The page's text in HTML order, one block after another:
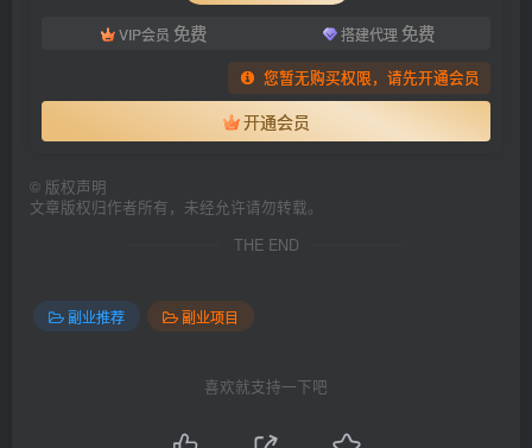
VIP会员 免费 搭建代理 免费
您暂无购买权限，请先开通会员
开通会员
© 版权声明
文章版权归作者所有，未经允许请勿转载。
THE END
副业推荐 副业项目
喜欢就支持一下吧